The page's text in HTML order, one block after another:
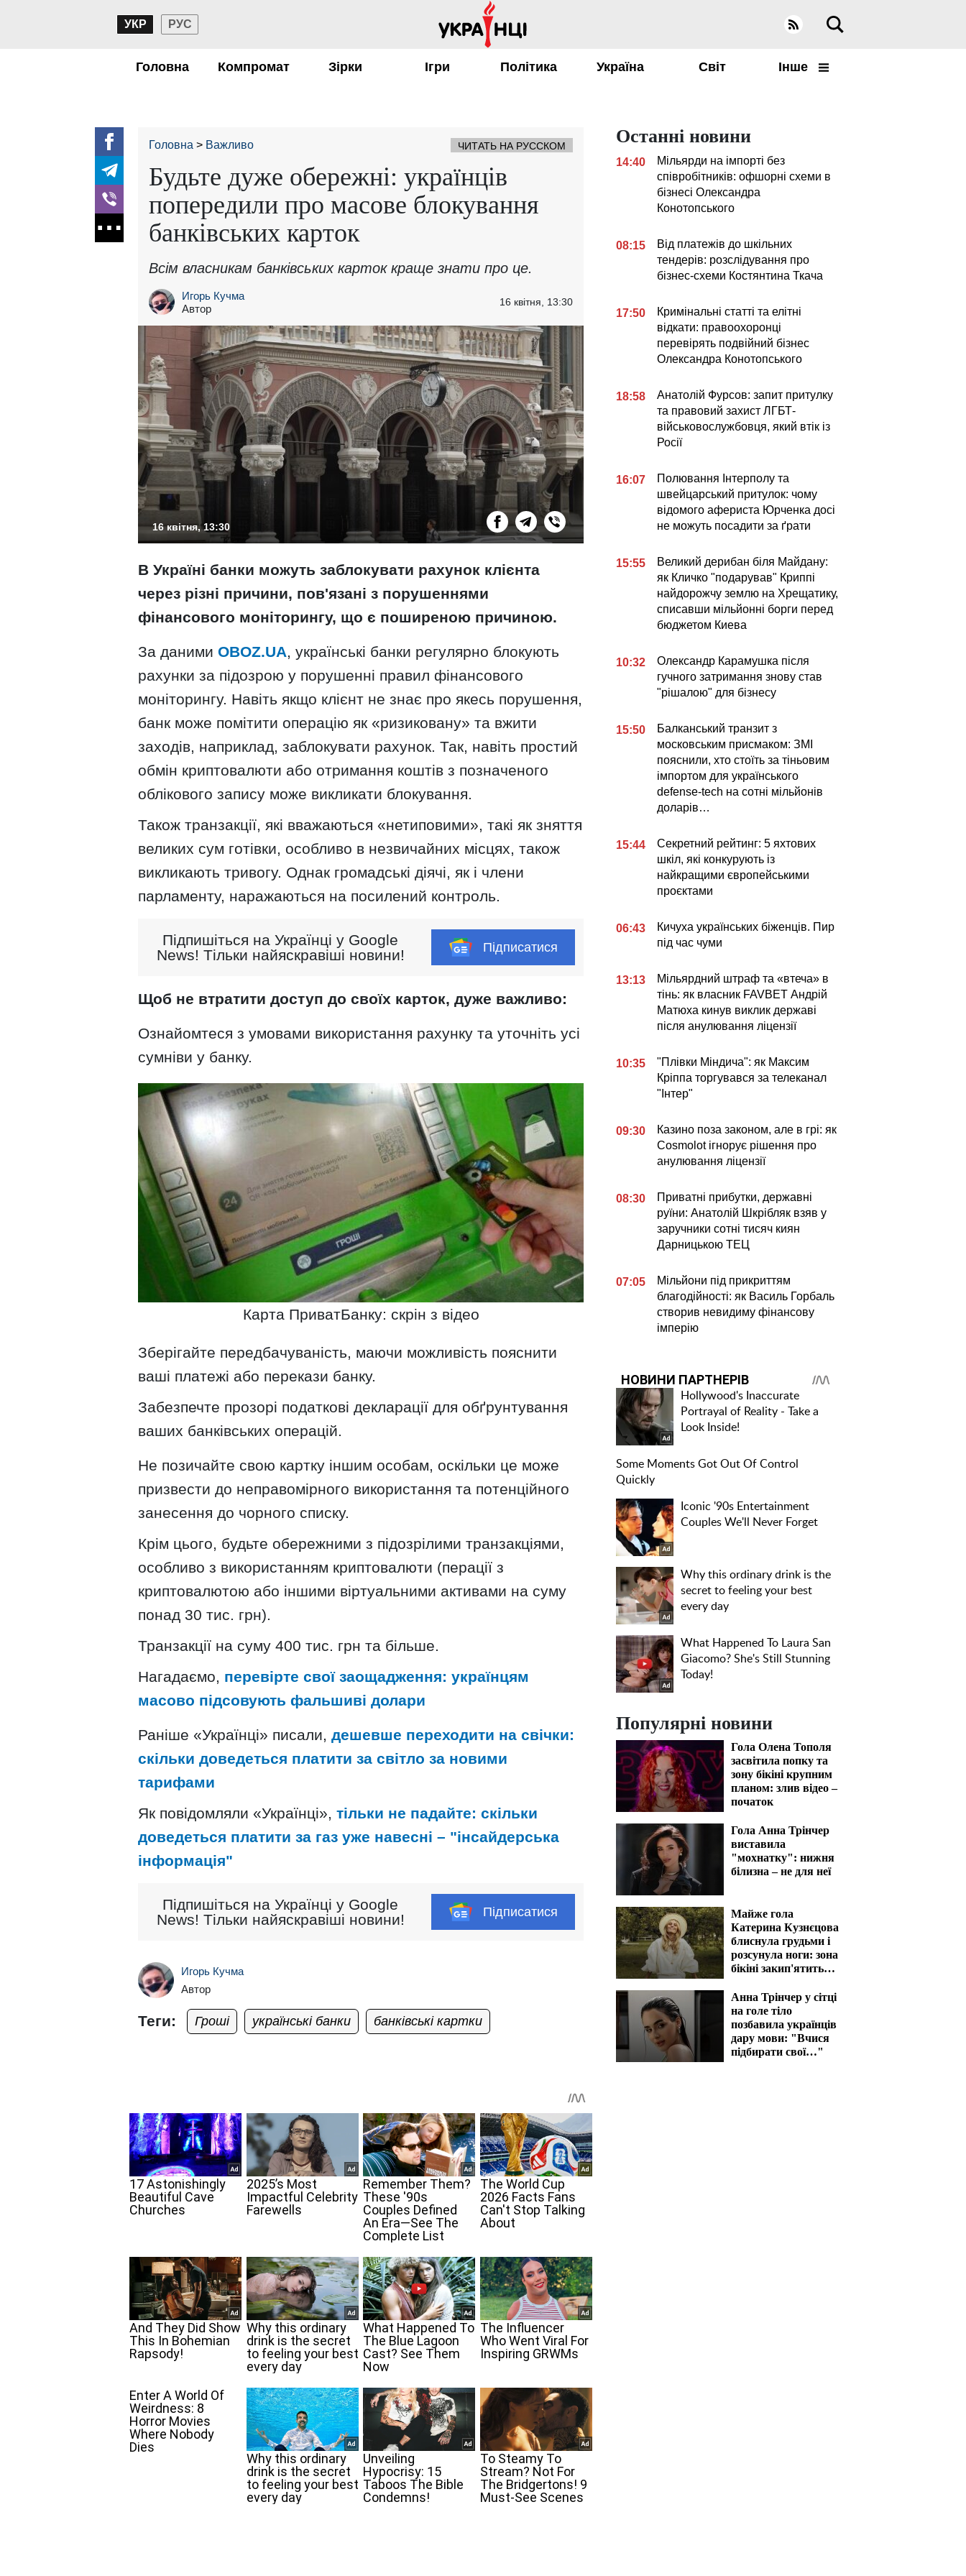
УКР РУС
Головна Компромат Зірки Ігри Політика Україна Світ Інше
Головна Важливо ЧИТАТЬ НА РУССКОМ
Будьте дуже обережні: українців
попередили про масове блокування
банківських карток
Всім власникам банківських карток краще знати про це.
Игорь Кучма
Автор
16 квітня, 13:30
16 квітня, 13:30
В Україні банки можуть заблокувати рахунок клієнта
через різні причини, пов'язані з порушеннями
фінансового моніторингу, що є поширеною причиною.
За даними OBOZ.UA, українські банки регулярно блокують
рахунки за підозрою у порушенні правил фінансового
моніторингу. Навіть якщо клієнт не знає про якесь порушення,
банк може помітити операцію як «ризиковану» та вжити
заходів, наприклад, заблокувати рахунок. Так, навіть простий
обмін криптовалюти або отримання коштів з позначеного
облікового запису може викликати блокування.
Також транзакції, які вважаються «нетиповими», такі як зняття
великих сум готівки, особливо в незвичайних місцях, також
викликають тривогу. Однак громадські діячі, як і члени
парламенту, наражаються на посилений контроль.
Підпишіться на Українці у Google
News! Тільки найяскравіші новини!
Підписатися
Щоб не втратити доступ до своїх карток, дуже важливо:
Ознайомтеся з умовами використання рахунку та уточніть усі
сумніви у банку.
Карта ПриватБанку: скрін з відео
Зберігайте передбачуваність, маючи можливість пояснити
ваші платежі або перекази банку.
Забезпечте прозорі податкові декларації для обґрунтування
ваших банківських операцій.
Не позичайте свою картку іншим особам, оскільки це може
призвести до неправомірного використання та потенційного
занесення до чорного списку.
Крім цього, будьте обережними з підозрілими транзакціями,
особливо з використанням криптовалюти (перації з
криптовалютою або іншими віртуальними активами на суму
понад 30 тис. грн).
Транзакції на суму 400 тис. грн та більше.
Нагадаємо, перевірте свої заощадження: українцям
масово підсовують фальшиві долари
Раніше «Українці» писали, дешевше переходити на свічки:
скільки доведеться платити за світло за новими
тарифами
Як повідомляли «Українці», тільки не падайте: скільки
доведеться платити за газ уже навесні – "інсайдерська
інформація"
Підпишіться на Українці у Google
News! Тільки найяскравіші новини!
Підписатися
Игорь Кучма
Автор
Теги: Гроші українські банки банківські картки
Останні новини
14:40
Мільярди на імпорті без
співробітників: офшорні схеми в
бізнесі Олександра
Конотопського
08:15
Від платежів до шкільних
тендерів: розслідування про
бізнес-схеми Костянтина Ткача
17:50
Кримінальні статті та елітні
відкати: правоохоронці
перевірять подвійний бізнес
Олександра Конотопського
18:58
Анатолій Фурсов: запит притулку
та правовий захист ЛГБТ-
військовослужбовця, який втік із
Росії
16:07
Полювання Інтерполу та
швейцарський притулок: чому
відомого афериста Юрченка досі
не можуть посадити за ґрати
15:55
Великий дерибан біля Майдану:
як Кличко "подарував" Криппі
найдорожчу землю на Хрещатику,
списавши мільйонні борги перед
бюджетом Киева
10:32
Олександр Карамушка після
гучного затримання знову став
"рішалою" для бізнесу
15:50
Балканський транзит з
московським присмаком: ЗМІ
пояснили, хто стоїть за тіньовим
імпортом для українського
defense-tech на сотні мільйонів
доларів…
15:44
Секретний рейтинг: 5 яхтових
шкіл, які конкурують із
найкращими європейськими
проєктами
06:43
Кичуха українських біженців. Пир
під час чуми
13:13
Мільярдний штраф та «втеча» в
тінь: як власник FAVBET Андрій
Матюха кинув виклик державі
після анулювання ліцензії
10:35
"Плівки Міндича": як Максим
Кріппа торгувався за телеканал
"Інтер"
09:30
Казино поза законом, але в грі: як
Cosmolot ігнорує рішення про
анулювання ліцензії
08:30
Приватні прибутки, державні
руїни: Анатолій Шкрібляк взяв у
заручники сотні тисяч киян
Дарницькою ТЕЦ
07:05
Мільйони під прикриттям
благодійності: як Василь Горбаль
створив невидиму фінансову
імперію
Популярні новини
Гола Олена Тополя
засвітила попку та
зону бікіні крупним
планом: злив відео –
початок
Гола Анна Трінчер
виставила
"мохнатку": нижня
білизна – не для неї
Майже гола
Катерина Кузнєцова
блиснула грудьми і
розсунула ноги: зона
бікіні закип'ятить
Анна Трінчер у сітці
на голе тіло
позбавила українців
дару мови: "Вчися
підбирати свої…"